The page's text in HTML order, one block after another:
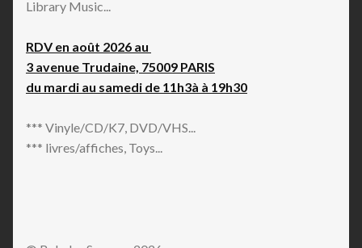
Library Music...
RDV en août 2026 au
3 avenue Trudaine, 75009 PARIS
du mardi au samedi de 11h3à à 19h30
*** Vinyle/CD/K7, DVD/VHS...
*** livres/affiches, Toys...